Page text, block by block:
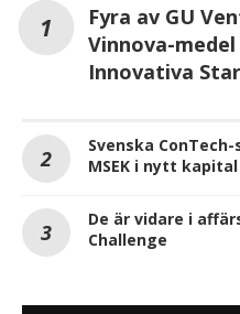
Fyra av GU
Vinnova-
Innovativa
Svenska
MSEK i nytt kapital
De är vidare i
Challenge